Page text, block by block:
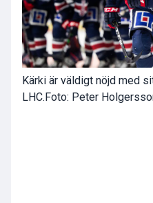
Kärki är väldigt nöjd med
LHC. Foto: Peter